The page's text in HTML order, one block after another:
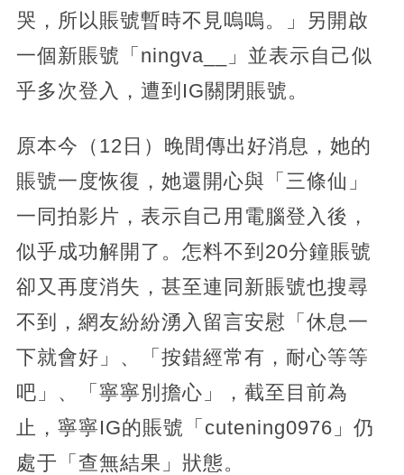
哭，所以賬號暫時不見嗚嗚。」另開啟
一個新賬號「ningva__」並表示自己似
乎多次登入，遭到IG關閉賬號。
原本今（12日）晚間傳出好消息，她的
賬號一度恢復，她還開心與「三條仙」
一同拍影片，表示自己用電腦登入後，
似乎成功解開了。怎料不到20分鐘賬號
卻又再度消失，甚至連同新賬號也搜尋
不到，網友紛紛湧入留言安慰「休息一
下就會好」、「按錯經常有，耐心等等
吧」、「寧寧別擔心」，截至目前為
止，寧寧IG的賬號「cutening0976」仍
處于「查無結果」狀態。